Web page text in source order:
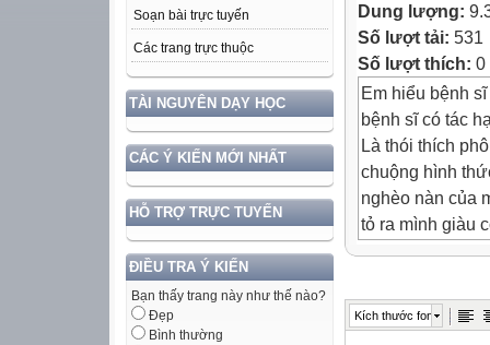
Soạn bài trực tuyến
Các trang trực thuộc
TÀI NGUYÊN DẠY HỌC
CÁC Ý KIẾN MỚI NHẤT
HỖ TRỢ TRỰC TUYẾN
ĐIỀU TRA Ý KIẾN
Bạn thấy trang này như thế nào?
Đẹp
Bình thường
Dung lượng:
Số lượt tải: 531
Số lượt thích: 0
Em hiểu bệnh
bệnh sĩ có tác
Là thói thích
chuộng hình
nghèo nàn của
tỏ ra mình giàu
sống thật với
lừa bịp.
Kích thước font